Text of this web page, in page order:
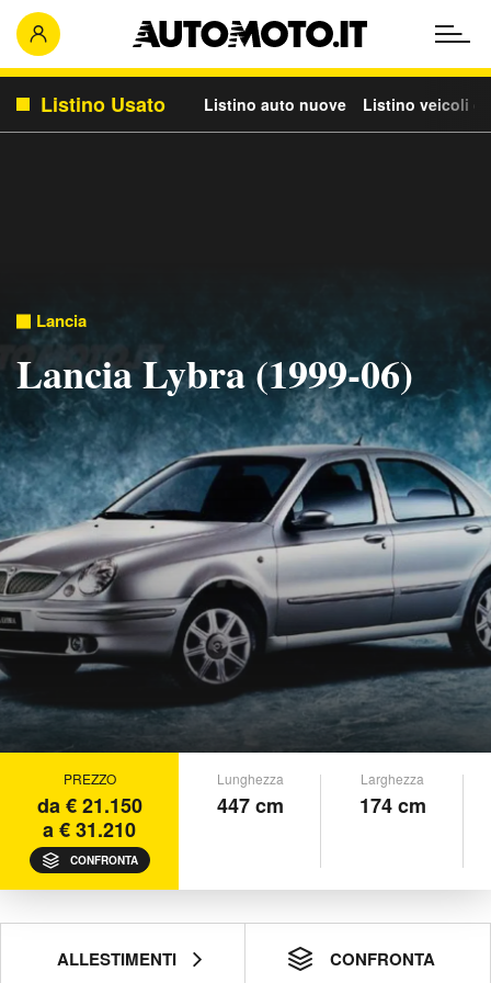
Listino Usato Listino auto nuove Listino veicoli
Lancia
Lancia Lybra (1999-06)
PREZZO
da € 21.150
a € 31.210
CONFRONTA
Lunghezza
447 cm
Larghezza
174 cm
ALLESTIMENTI CONFRONTA